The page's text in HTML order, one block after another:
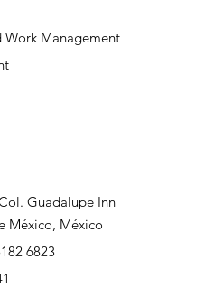
Guadalupe Inn
México, México
6823
Work Management